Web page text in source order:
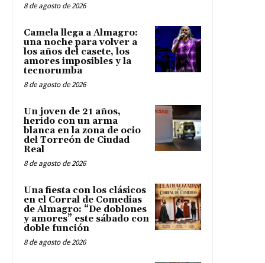
8 de agosto de 2026
Camela llega a Almagro:
una noche para volver a
los años del casete, los
amores imposibles y la
tecnorumba
8 de agosto de 2026
Un joven de 21 años,
herido con un arma
blanca en la zona de ocio
del Torreón de Ciudad
Real
8 de agosto de 2026
Una fiesta con los clásicos
en el Corral de Comedias
de Almagro: “De doblones
y amores” este sábado con
doble función
8 de agosto de 2026